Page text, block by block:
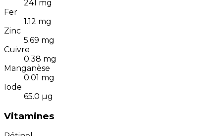
241 mg
Fer
1.12 mg
Zinc
5.69 mg
Cuivre
0.38 mg
Manganèse
0.01 mg
Iode
65.0 µg
Vitamines